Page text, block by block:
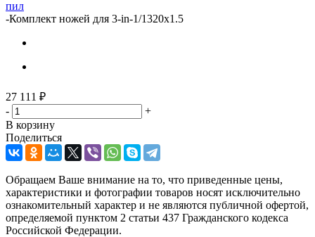
пил
-Комплект ножей для 3-in-1/1320x1.5
27 111 ₽
-
+
В корзину
Поделиться
Обращаем Ваше внимание на то, что приведенные цены,
характеристики и фотографии товаров носят исключительно
ознакомительный характер и не являются публичной офертой,
определяемой пунктом 2 статьи 437 Гражданского кодекса
Российской Федерации.